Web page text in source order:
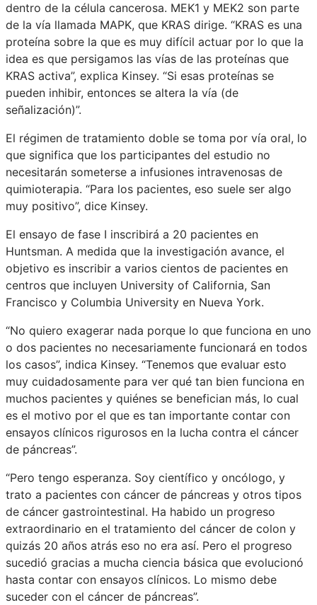
dentro de la célula cancerosa. MEK1 y MEK2 son parte
de la vía llamada MAPK, que KRAS dirige. “KRAS es una
proteína sobre la que es muy difícil actuar por lo que la
idea es que persigamos las vías de las proteínas que
KRAS activa”, explica Kinsey. “Si esas proteínas se
pueden inhibir, entonces se altera la vía (de
señalización)”.
El régimen de tratamiento doble se toma por vía oral, lo
que significa que los participantes del estudio no
necesitarán someterse a infusiones intravenosas de
quimioterapia. “Para los pacientes, eso suele ser algo
muy positivo”, dice Kinsey.
El ensayo de fase I inscribirá a 20 pacientes en
Huntsman. A medida que la investigación avance, el
objetivo es inscribir a varios cientos de pacientes en
centros que incluyen University of California, San
Francisco y Columbia University en Nueva York.
“No quiero exagerar nada porque lo que funciona en uno
o dos pacientes no necesariamente funcionará en todos
los casos”, indica Kinsey. “Tenemos que evaluar esto
muy cuidadosamente para ver qué tan bien funciona en
muchos pacientes y quiénes se benefician más, lo cual
es el motivo por el que es tan importante contar con
ensayos clínicos rigurosos en la lucha contra el cáncer
de páncreas”.
“Pero tengo esperanza. Soy científico y oncólogo, y
trato a pacientes con cáncer de páncreas y otros tipos
de cáncer gastrointestinal. Ha habido un progreso
extraordinario en el tratamiento del cáncer de colon y
quizás 20 años atrás eso no era así. Pero el progreso
sucedió gracias a mucha ciencia básica que evolucionó
hasta contar con ensayos clínicos. Lo mismo debe
suceder con el cáncer de páncreas”.